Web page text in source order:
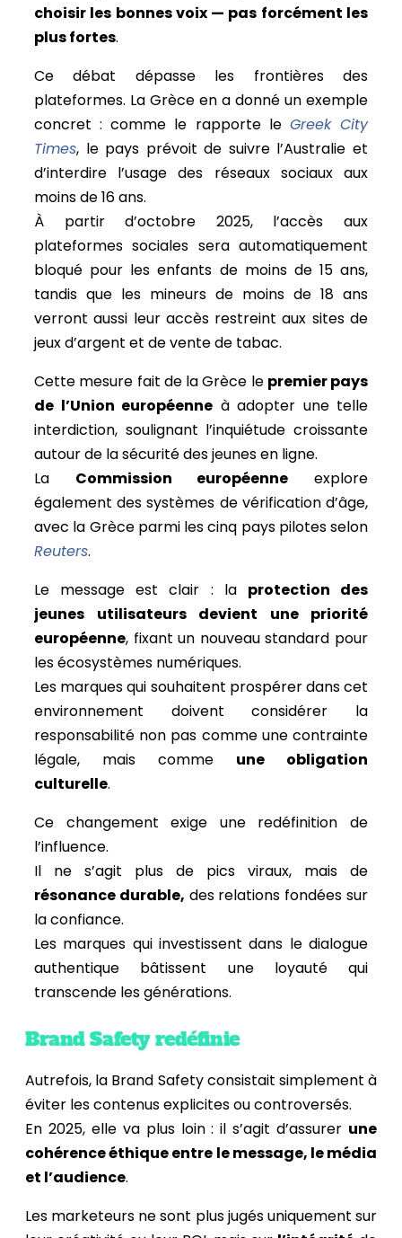
choisir les bonnes voix — pas forcément les
plus fortes.
Ce débat dépasse les frontières des
plateformes. La Grèce en a donné un exemple
concret : comme le rapporte le Greek City
Times, le pays prévoit de suivre l’Australie et
d’interdire l’usage des réseaux sociaux aux
moins de 16 ans.
À partir d’octobre 2025, l’accès aux
plateformes sociales sera automatiquement
bloqué pour les enfants de moins de 15 ans,
tandis que les mineurs de moins de 18 ans
verront aussi leur accès restreint aux sites de
jeux d’argent et de vente de tabac.
Cette mesure fait de la Grèce le premier pays
de l’Union européenne à adopter une telle
interdiction, soulignant l’inquiétude croissante
autour de la sécurité des jeunes en ligne.
La Commission européenne explore
également des systèmes de vérification d’âge,
avec la Grèce parmi les cinq pays pilotes selon
Reuters.
Le message est clair : la protection des
jeunes utilisateurs devient une priorité
européenne, fixant un nouveau standard pour
les écosystèmes numériques.
Les marques qui souhaitent prospérer dans cet
environnement doivent considérer la
responsabilité non pas comme une contrainte
légale, mais comme une obligation
culturelle.
Ce changement exige une redéfinition de
l’influence.
Il ne s’agit plus de pics viraux, mais de
résonance durable, des relations fondées sur
la confiance.
Les marques qui investissent dans le dialogue
authentique bâtissent une loyauté qui
transcende les générations.
Brand Safety redéfinie
Autrefois, la Brand Safety consistait simplement à
éviter les contenus explicites ou controversés.
En 2025, elle va plus loin : il s’agit d’assurer une
cohérence éthique entre le message, le média
et l’audience.
Les marketeurs ne sont plus jugés uniquement sur